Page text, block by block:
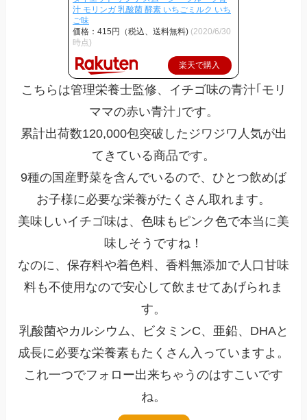
汁 モリンガ 乳酸菌 酵素 いちごミルク いち
ご味
価格：415円（税込、送料無料) (2020/6/30
時点)
楽天で購入
こちらは管理栄養士監修、イチゴ味の青汁｢モリ
ママの赤い青汁｣です。
累計出荷数120,000包突破 したジワジワ人気が出
てきている商品です。
9種の国産野菜を含んでいるので、ひとつ飲めば
お子様に必要な栄養がたくさん取れます。
美味しいイチゴ味は、色味もピンク色で本当に美
味しそうですね！
なのに、保存料や着色料、香料無添加で人口甘味
料も不使用なので安心して飲ませてあげられま
す。
乳酸菌やカルシウム、ビタミンC、亜鉛、DHAと
成長に必要な栄養素もたくさん入っていますよ。
これ一つでフォロー出来ちゃうのはすこいです
ね。